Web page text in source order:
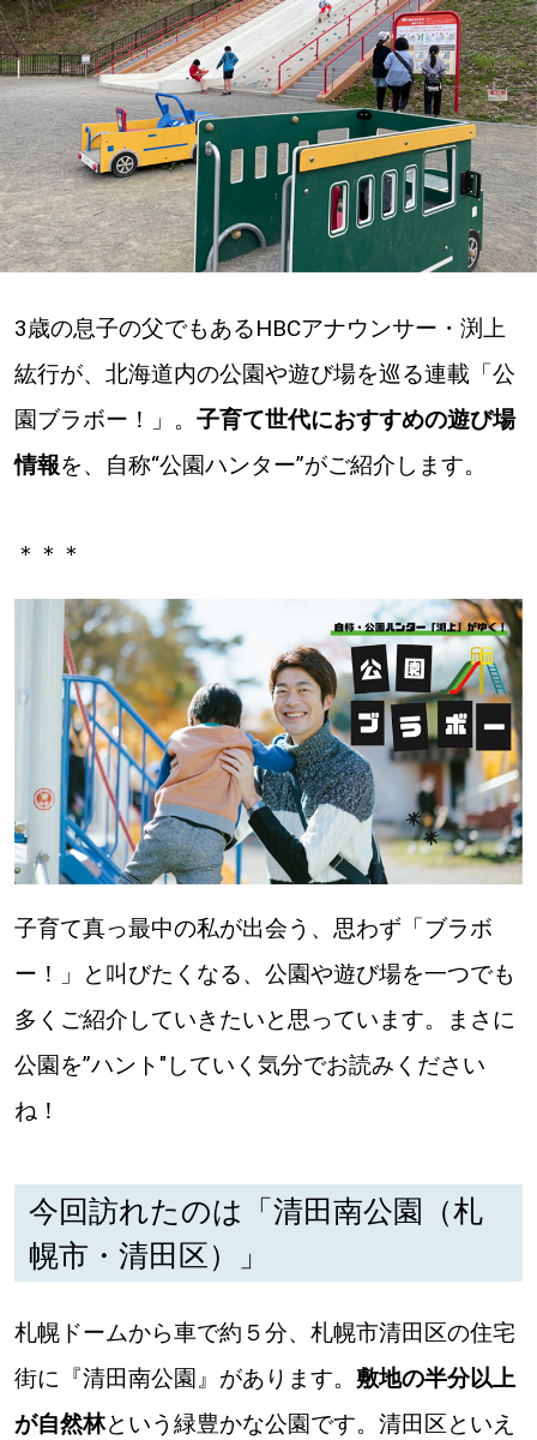
北海道で暮らす、あなたとつくる、
明日への”きっかけ”WEBマガジン
SitakkeTV
LOCAL ローカルエリア
all
札幌
道東
Sitakke編集部あい
【いろんな価値観や生き方に触れたい】
Sitakke編集部 IKU 【まったり楽しみたい】
【暮らしの知恵を身につけたい】 札幌市
【札幌のお気に入りを見つけたい】
【道央のお気に入りを見つけたい】
【道北のお気に入りを見つけたい】
【道東のお気に入りを見つけたい】
3歳の息子の父でもあるHBCアナウンサー・渕上
紘行が、北海道内の公園や遊び場を巡る連載「公
園ブラボー！」。 子育て世代におすすめの遊び場
情報を、自称“公園ハンター”がご紹介します。
＊＊＊
子育て真っ最中の私が出会う、思わず「ブラボ
ー！」と叫びたくなる、公園や遊び場を一つでも
多くご紹介していきたいと思っています。まさに
公園を”ハント"していく気分でお読みください
ね！
今回訪れたのは「清田南公園（札
幌市・清田区）」
札幌ドームから車で約５分、札幌市清田区の住宅
街に『清田南公園』があります。 敷地の半分以上
が自然林という緑豊かな公園です。清田区といえ